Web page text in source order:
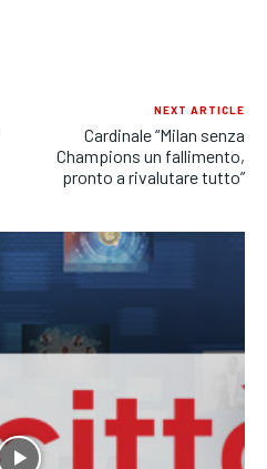
NEXT ARTICLE
Cardinale “Milan senza
Champions un fallimento,
pronto a rivalutare tutto”